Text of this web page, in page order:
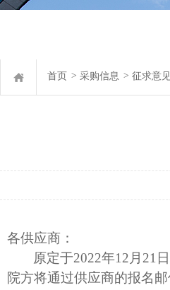
首页 > 采购信息 > 征求意
各供应商：
原定于2022年12月21
院方将通过供应商的报名